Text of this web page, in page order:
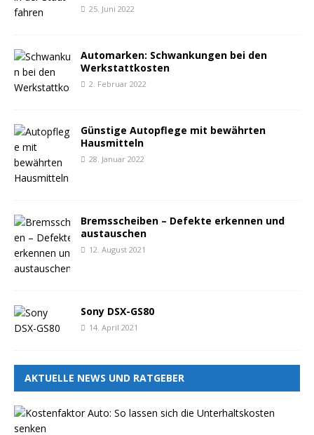
25. Juni 2022
Automarken: Schwankungen bei den
Werkstattkosten
2. Februar 2022
Günstige Autopflege mit bewährten
Hausmitteln
28. Januar 2022
Bremsscheiben – Defekte erkennen und
austauschen
12. August 2021
Sony DSX-GS80
14. April 2021
AKTUELLE NEWS UND RATGEBER